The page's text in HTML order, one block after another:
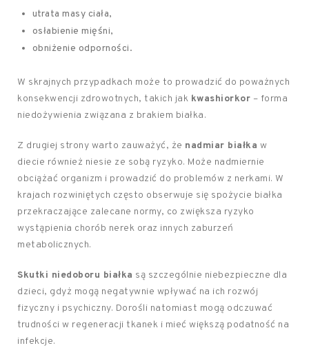
utrata masy ciała,
osłabienie mięśni,
obniżenie odporności.
W skrajnych przypadkach może to prowadzić do poważnych
konsekwencji zdrowotnych, takich jak kwashiorkor – forma
niedożywienia związana z brakiem białka.
Z drugiej strony warto zauważyć, że nadmiar białka w
diecie również niesie ze sobą ryzyko. Może nadmiernie
obciążać organizm i prowadzić do problemów z nerkami. W
krajach rozwiniętych często obserwuje się spożycie białka
przekraczające zalecane normy, co zwiększa ryzyko
wystąpienia chorób nerek oraz innych zaburzeń
metabolicznych.
Skutki niedoboru białka są szczególnie niebezpieczne dla
dzieci, gdyż mogą negatywnie wpływać na ich rozwój
fizyczny i psychiczny. Dorośli natomiast mogą odczuwać
trudności w regeneracji tkanek i mieć większą podatność na
infekcje.